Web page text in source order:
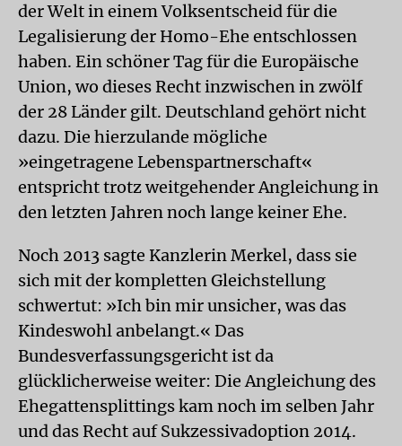
der Welt in einem Volksentscheid für die
Legalisierung der Homo-Ehe entschlossen
haben. Ein schöner Tag für die Europäische
Union, wo dieses Recht inzwischen in zwölf
der 28 Länder gilt. Deutschland gehört nicht
dazu. Die hierzulande mögliche
»eingetragene Lebenspartnerschaft«
entspricht trotz weitgehender Angleichung in
den letzten Jahren noch lange keiner Ehe.
Noch 2013 sagte Kanzlerin Merkel, dass sie
sich mit der kompletten Gleichstellung
schwertut: »Ich bin mir unsicher, was das
Kindeswohl anbelangt.« Das
Bundesverfassungsgericht ist da
glücklicherweise weiter: Die Angleichung des
Ehegattensplittings kam noch im selben Jahr
und das Recht auf Sukzessivadoption 2014.